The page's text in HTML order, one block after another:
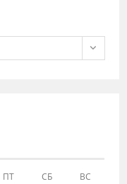
ПТ СБ ВС